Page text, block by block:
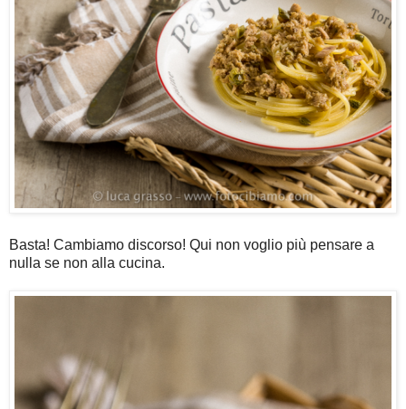
Basta! Cambiamo discorso! Qui non voglio più pensare a
nulla se non alla cucina.